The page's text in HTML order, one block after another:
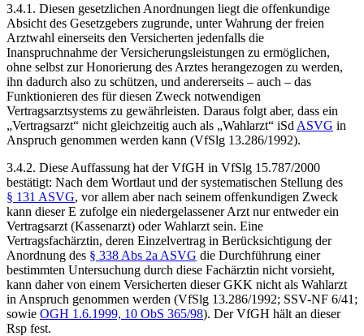
3.4.1. Diesen gesetzlichen Anordnungen liegt die offenkundige
Absicht des Gesetzgebers zugrunde, unter Wahrung der freien
Arztwahl einerseits den Versicherten jedenfalls die
Inanspruchnahme der Versicherungsleistungen zu ermöglichen,
ohne selbst zur Honorierung des Arztes herangezogen zu werden,
ihn dadurch also zu schützen, und andererseits – auch – das
Funktionieren des für diesen Zweck notwendigen
Vertragsarztsystems zu gewährleisten. Daraus folgt aber, dass ein
„Vertragsarzt“ nicht gleichzeitig auch als „Wahlarzt“ iSd ASVG in
Anspruch genommen werden kann (VfSlg 13.286/1992).
3.4.2. Diese Auffassung hat der VfGH in VfSlg 15.787/2000
bestätigt: Nach dem Wortlaut und der systematischen Stellung des
§ 131 ASVG, vor allem aber nach seinem offenkundigen Zweck
kann dieser E zufolge ein niedergelassener Arzt nur entweder ein
Vertragsarzt (Kassenarzt) oder Wahlarzt sein. Eine
Vertragsfachärztin, deren Einzelvertrag in Berücksichtigung der
Anordnung des § 338 Abs 2a ASVG die Durchführung einer
bestimmten Untersuchung durch diese Fachärztin nicht vorsieht,
kann daher von einem Versicherten dieser GKK nicht als Wahlarzt
in Anspruch genommen werden (VfSlg 13.286/1992; SSV-NF 6/41;
sowie OGH 1.6.1999, 10 ObS 365/98). Der VfGH hält an dieser
Rsp fest.